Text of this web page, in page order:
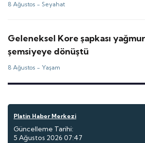
8 Ağustos -Seyahat
Geleneksel Kore şapkası
şemsiyeye dönüştü
8 Ağustos - Yaşam
Platin Haber Merkezi
Güncelleme Tarihi:
5 Ağustos 2026 07:47